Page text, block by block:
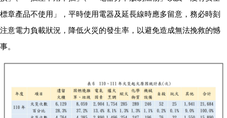
標章產品不使用」，平時使用電器及延長線時應多留意，務必時刻
注意電力負載狀況，降低火災的發生率，以避免造成無法挽救的憾
事。